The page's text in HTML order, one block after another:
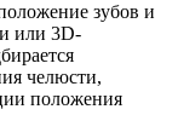
зубов и
или 3D-
челюсти,
положения